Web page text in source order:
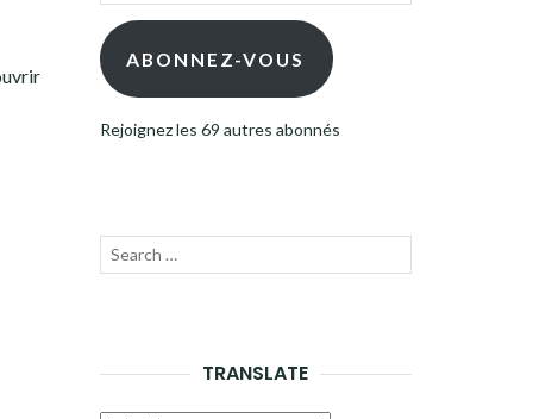
mail ABONNEZ-VOUS
Rejoignez les 69 autres abonnés
Recherche
TRANSLATE